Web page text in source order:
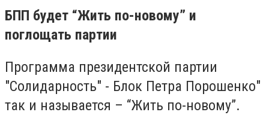
БПП будет “Жить по-новому” и
поглощать партии
Программа президентской партии
"Солидарность" - Блок Петра Порошенко"
так и называется – “Жить по-новому”.